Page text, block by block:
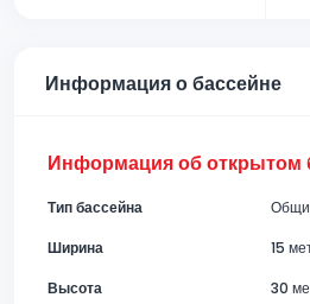
Информация о бассейне
Информация об открытом
Тип бассейна
Ширина
15
Высота
30